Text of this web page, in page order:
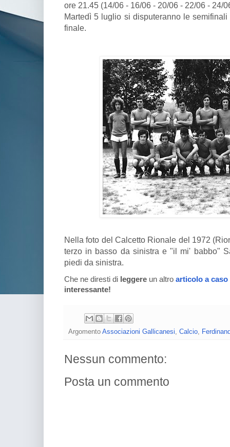
ore 21.45 (14/06 - 16/06 - 20/06 - 22/06 - 24/
Martedì 5 luglio si disputeranno le
finale.
Nella foto del Calcetto Rionale del 1972
terzo in basso da sinistra e "il mi' babbo"
piedi da sinistra.
Che ne diresti di leggere un altro articolo a caso
interessante!
Argomento Associazioni Gallicanesi Calcio
Nessun commento:
Posta un commento